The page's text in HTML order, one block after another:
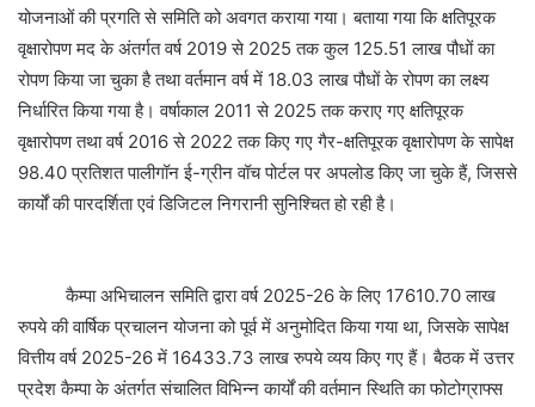
योजनाओं की प्रगति से समिति को अवगत कराया गया। बताया गया कि क्षतिपूरक
वृक्षारोपण मद के अंतर्गत वर्ष 2019 से 2025 तक कुल 125.51 लाख पौधों का
रोपण किया जा चुका है तथा वर्तमान वर्ष में 18.03 लाख पौधों के रोपण का लक्ष्य
निर्धारित किया गया है। वर्षाकाल 2011 से 2025 तक कराए गए क्षतिपूरक
वृक्षारोपण तथा वर्ष 2016 से 2022 तक किए गए गैर-क्षतिपूरक वृक्षारोपण के सापेक्ष
98.40 प्रतिशत पालीगॉन ई-ग्रीन वॉच पोर्टल पर अपलोड किए जा चुके हैं, जिससे
कार्यों की पारदर्शिता एवं डिजिटल निगरानी सुनिश्चित हो रही है।
कैम्पा अभिचालन समिति द्वारा वर्ष 2025-26 के लिए 17610.70 लाख
रुपये की वार्षिक प्रचालन योजना को पूर्व में अनुमोदित किया गया था, जिसके सापेक्ष
वित्तीय वर्ष 2025-26 में 16433.73 लाख रुपये व्यय किए गए हैं। बैठक में उत्तर
प्रदेश कैम्पा के अंतर्गत संचालित विभिन्न कार्यों की वर्तमान स्थिति का फोटोग्राफ्स